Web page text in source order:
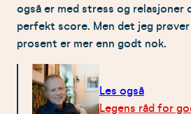
også er med stress og relasjoner
perfekt score. Men det jeg
prosent er mer enn godt nok.
Les også
Legens råd for